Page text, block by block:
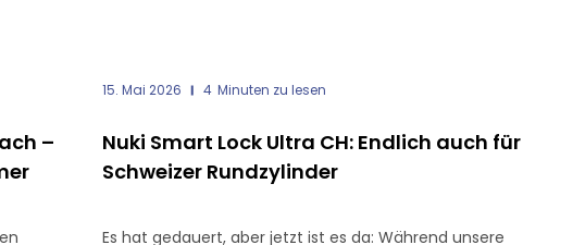
–
15. Mai 2026 4 Minuten zu lesen
Nuki Smart Lock Ultra CH: Endlich auch für
Schweizer Rundzylinder
Es hat gedauert, aber jetzt ist es da: Während unsere